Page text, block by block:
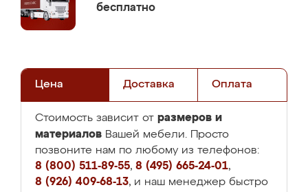
бесплатно
Цена Доставка Оплата
Стоимость зависит от размеров и
материалов Вашей мебели. Просто
позвоните нам по любому из телефонов:
8 (800) 511-89-55, 8 (495) 665-24-01,
8 (926) 409-68-13, и наш менеджер быстро